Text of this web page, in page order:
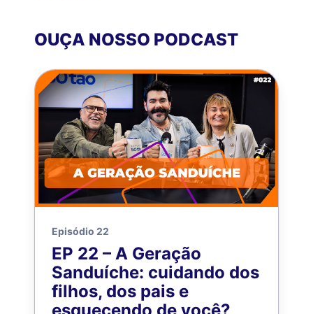
OUÇA NOSSO PODCAST
Episódio 22
EP 22 – A Geração
Sanduíche: cuidando dos
filhos, dos pais e